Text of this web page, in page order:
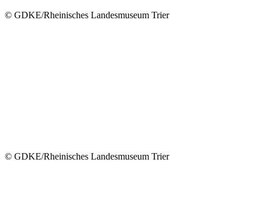
© GDKE/Rheinisches Landesmuseum Trier
© GDKE/Rheinisches Landesmuseum Trier